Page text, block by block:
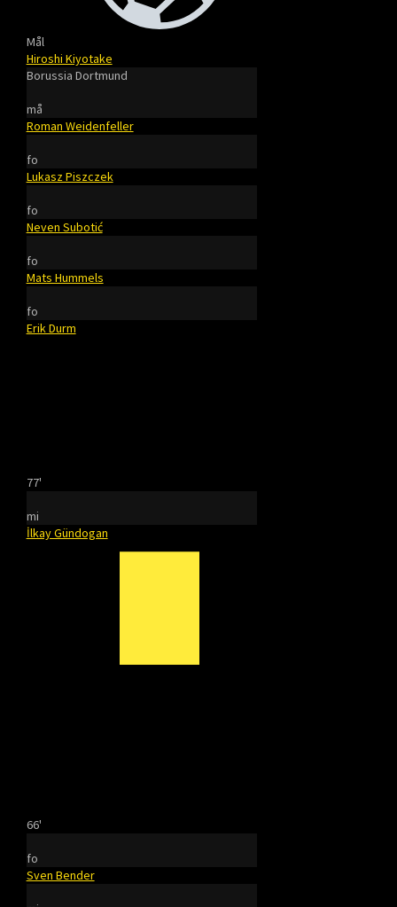
Mål
Hiroshi Kiyotake
Borussia Dortmund
må
Roman Weidenfeller
fo
Lukasz Piszczek
fo
Neven Subotić
fo
Mats Hummels
fo
Erik Durm
77'
mi
İlkay Gündogan
66'
fo
Sven Bender